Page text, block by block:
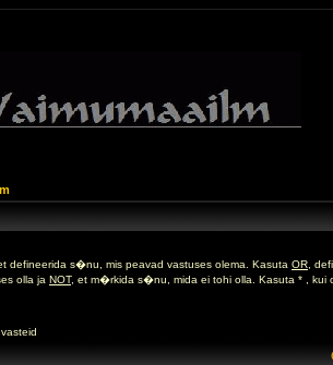
et defineerida s�nu, mis peavad vastuses olema. Kasuta OR ,
olla ja NOT, et m�rkida s�nu, mida ei tohi olla. Kasuta * , kui